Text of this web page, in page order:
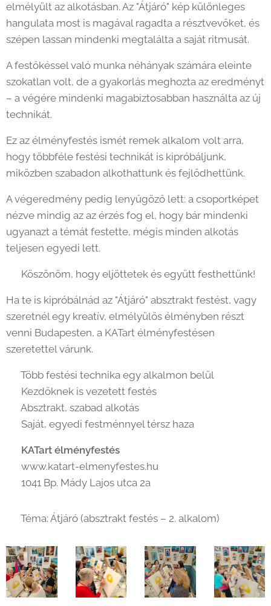
elmélyült az alkotásban. Az "Átjáró" kép különleges
hangulata most is magával ragadta a résztvevőket, és
szépen lassan mindenki megtalálta a saját ritmusát.
A festőkéssel való munka néhányak számára eleinte
szokatlan volt, de a gyakorlás meghozta az eredményt
– a végére mindenki magabiztosabban használta az új
technikát.
Ez az élményfestés ismét remek alkalom volt arra,
hogy többféle festési technikát is kipróbáljunk,
miközben szabadon alkothattunk és fejlődhettünk. 🎨
A végeredmény pedig lenyűgöző lett: a csoportképet
nézve mindig az az érzés fog el, hogy bár mindenki
ugyanazt a témát festette, mégis minden alkotás
teljesen egyedi lett.
✨ Köszönöm, hogy eljöttetek és együtt festhettünk!
Ha te is kipróbálnád az "Átjáró" absztrakt festést, vagy
szeretnél egy kreatív, elmélyülős élményben részt
venni Budapesten, a KATart élményfestésen
szeretettel várunk.
✔️ Több festési technika egy alkalmon belül
✔️ Kezdőknek is vezetett festés
✔️ Absztrakt, szabad alkotás
✔️ Saját, egyedi festménnyel térsz haza
KATart élményfestés
🌐 www.katart-elmenyfestes.hu
📍 1041 Bp. Mády Lajos utca 2a
🖼️ Téma: Átjáró (absztrakt festés – 2. alkalom)